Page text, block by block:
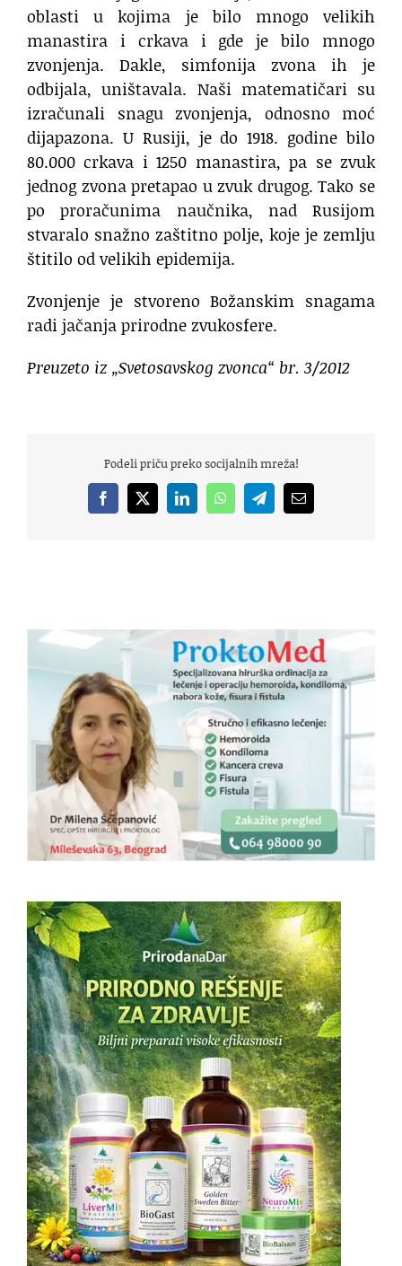
oblasti u kojima je bilo mnogo velikih
manastira i crkava i gde je bilo mnogo
zvonjenja. Dakle, simfonija zvona ih je
odbijala, uništavala. Naši matematičari su
izračunali snagu zvonjenja, odnosno moć
dijapazona. U Rusiji, je do 1918. godine bilo
80.000 crkava i 1250 manastira, pa se zvuk
jednog zvona pretapao u zvuk drugog. Tako se
po proračunima naučnika, nad Rusijom
stvaralo snažno zaštitno polje, koje je zemlju
štitilo od velikih epidemija.
Zvonjenje je stvoreno Božanskim snagama
radi jačanja prirodne zvukosfere.
Preuzeto iz „Svetosavskog zvonca“ br. 3/2012
Podeli priču preko socijalnih mreža!
Facebook
X LinkedInWhatsAppTelegramEmail